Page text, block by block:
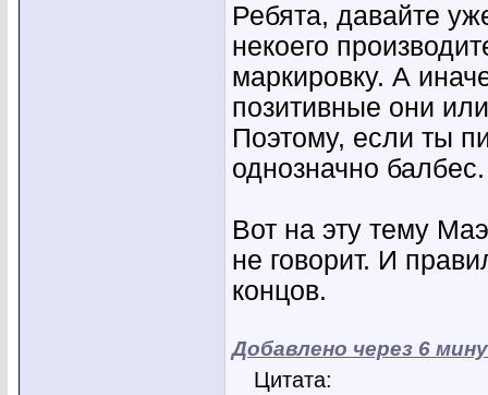
Ребята, давайте
некоего
маркировку. А
позитивные они
Поэтому, если ты
однозначно
Вот на эту тему
не говорит. И
концов.
Добавлено через 6
Цитата: